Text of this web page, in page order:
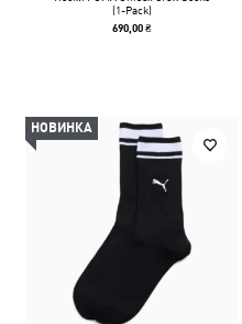
(1-Pack)
690,00 ₴
НОВИНКА